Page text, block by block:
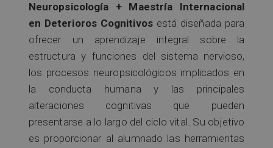
Neuropsicología + Maestría Internacional
en Deterioros Cognitivosestá diseñada para
ofrecer un aprendizaje integral sobre la
estructura y funciones del sistema nervioso,
los procesos neuropsicológicos implicados en
la conducta humana y las principales
alteraciones cognitivas que pueden
presentarse a lo largo del ciclo vital. Su objetivo
es proporcionar al alumnado las herramientas